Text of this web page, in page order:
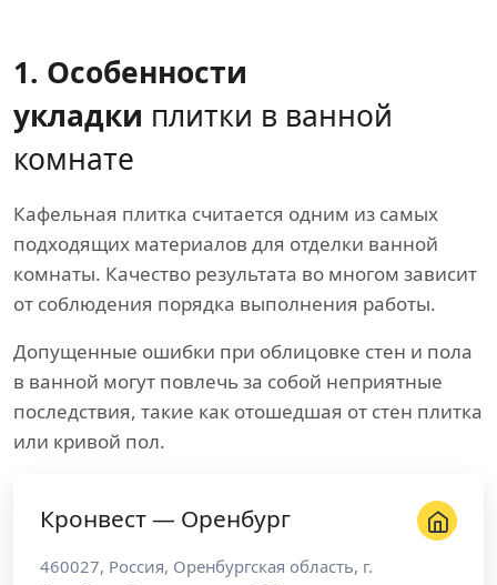
1. Особенности
укладки плитки в ванной
комнате
Кафельная плитка считается одним из самых
подходящих материалов для отделки ванной
комнаты. Качество результата во многом зависит
от соблюдения порядка выполнения работы.
Допущенные ошибки при облицовке стен и пола
в ванной могут повлечь за собой неприятные
последствия, такие как отошедшая от стен плитка
или кривой пол.
Кронвест — Оренбург
460027, Россия, Оренбургская область, г.